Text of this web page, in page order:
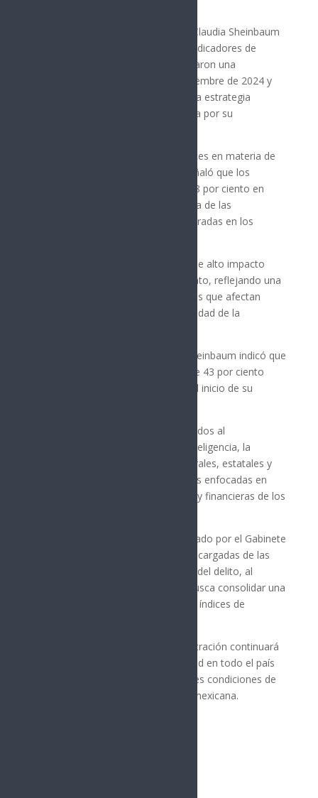
La presidenta Claudia Sheinbaum
Pardo informó que los principales indicadores de
incidencia delictiva en el país registraron una
disminución significativa entre septiembre de 2024 y
mayo de 2026, como resultado de la estrategia
nacional de seguridad implementada por su
Durante un informe sobre los avances en materia de
seguridad pública, la mandataria señaló que los
homicidios dolosos disminuyeron 48 por ciento en
dicho periodo, lo que representa una de las
reducciones más importantes registradas en los
Asimismo, destacó que los delitos de alto impacto
presentaron una baja de 53 por ciento, reflejando una
tendencia descendente en conductas que afectan
directamente la seguridad y tranquilidad de la
En el caso del robo de vehículos, Sheinbaum indicó que
este delito registró una reducción de 43 por ciento
respecto a los niveles observados al inicio de su
La presidenta atribuyó estos resultados al
fortalecimiento de las labores de inteligencia, la
coordinación entre las fuerzas federales, estatales y
municipales, así como a las acciones enfocadas en
combatir las estructuras operativas y financieras de los
Además, reconoció el trabajo realizado por el Gabinete
de Seguridad y las corporaciones encargadas de las
tareas de prevención y persecución del delito, al
señalar que la estrategia aplicada busca consolidar una
tendencia sostenida a la baja en los índices de
Sheinbaum aseguró que su administración continuará
reforzando las acciones de seguridad en todo el país
con el objetivo de garantizar mejores condiciones de
paz y protección para la población mexicana.